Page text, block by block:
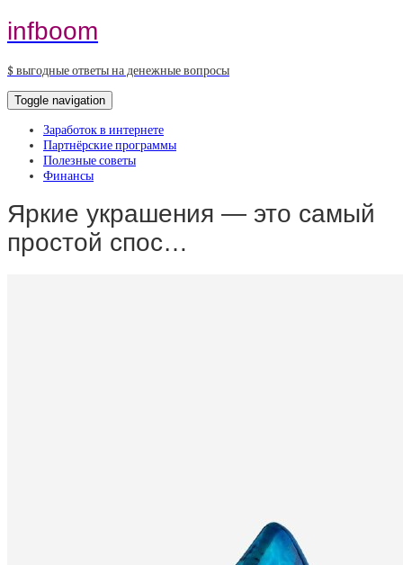
infboom
$ выгодные ответы на денежные вопросы
Toggle navigation
Заработок в интернете
Партнёрские программы
Полезные советы
Финансы
Яркие украшения — это самый
простой спос…